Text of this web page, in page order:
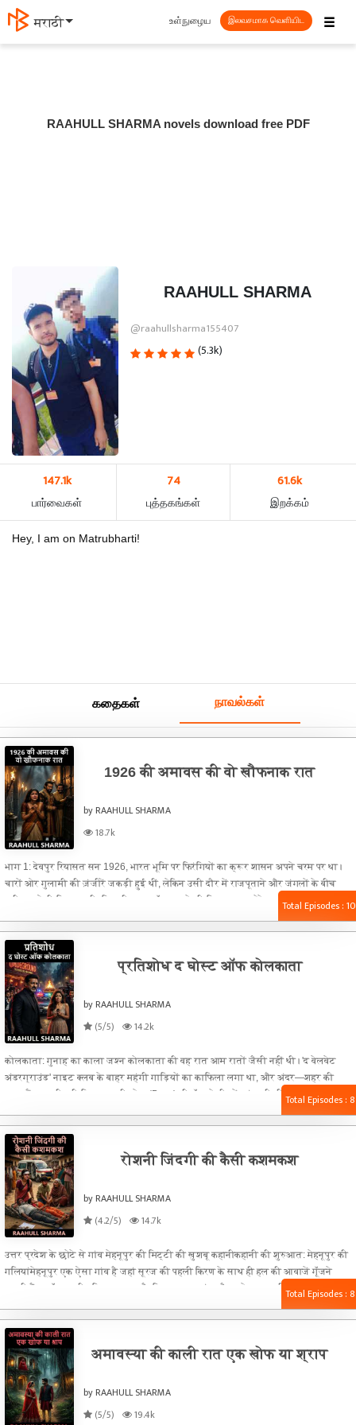
मराठी ☰
உள்நுழைய இலவசமாக வெளியிட
RAAHULL SHARMA novels download free PDF
RAAHULL SHARMA
@raahullsharma155407
(5.3k)
147.1k
பார்வைகள்
74
புத்தகங்கள்
61.6k
இறக்கம்
Hey, I am on Matrubharti!
கதைகள் நாவல்கள்
1926 की अमावस की वो खौफनाक रात
by RAAHULL SHARMA
18.7k
भाग 1: देवपुर रियासत सन 1926, भारत भूमि पर फिरंगियों का क्रूर शासन अपने चरम पर था।
चारों ओर गुलामी की ज़ंजीरें जकड़ी हुई थीं, लेकिन उसी दौर में राजपूताने और जंगलों के बीच
बसी एक ऐसी रियासत थी, जिसकी तरफ आँख उठाने की हिम्मत खुद गोरे साहबों की भी नहीं थी
वहां के शासक, महाराज देववर्धन। महाराज को पूरी जनता भगवान की तरह पूजती थी। वे जितने
न्यायप्रिय थे, उतने ही स्वाभिमानी।
Total Episodes : 10
प्रतिशोध द घोस्ट ऑफ कोलकाता
by RAAHULL SHARMA
(5/5)
14.2k
कोलकाता: गुनाह का काला जश्न कोलकाता की वह रात आम रातों जैसी नहीं थी। 'द वेलवेट
अंडरग्राउंड' नाइट क्लब के बाहर महंगी गाड़ियों का काफिला लगा था, और अंदर—शहर की
चकाचौंध अपनी पूरी शिद्दत पर थी। बेस (Bass) की गूँज से दीवारें कांप रही थीं और नियॉन
अमीरज़ादे, जिनके लिए पैसा सिर्फ एक कागज़ का टुकड़ा था, वहाँ अपनी दुनिया से बेखबर जश्न में
डूबे थे।
Total Episodes : 8
रोशनी जिंदगी की कैसी कशमकश
by RAAHULL SHARMA
(4.2/5)
14.7k
उत्तर प्रदेश के छोटे से गांव मेहनूपुर की मिट्टी की खुशबू कहानीकहानी की शुरुआत: मेहनूपुर की
गलियांमेहनूपुर एक ऐसा गांव है जहां सूरज की पहली किरण के साथ ही हल की आवाजें गूँजने
लगती हैं। वहाँ वह गरीब किसान रहता है, जिसका नाम शंकर है उसके पास जमीन का एक छोटा
बीच 'रोशनी' का जन्म होता है। वह बचपन से ही बहुत होनहार है।
Total Episodes : 8
अमावस्या की काली रात एक खोफ या श्राप
by RAAHULL SHARMA
(5/5)
19.4k